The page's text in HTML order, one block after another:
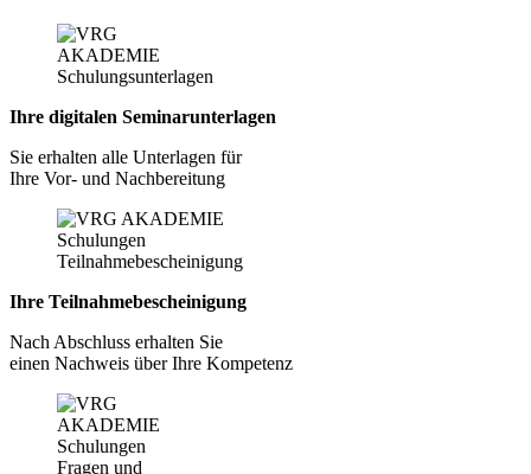
Ihre digitalen Seminarunterlagen
Sie erhalten alle Unterlagen für
Ihre Vor- und Nachbereitung
Ihre Teilnahmebescheinigung
Nach Abschluss erhalten Sie
einen Nachweis über Ihre Kompetenz